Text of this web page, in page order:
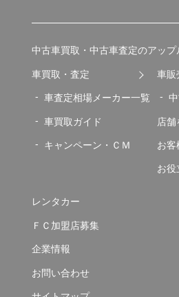
中古車買取・中古車査定のアップ
車買取・査定
車査定相場メーカー一覧
車買取ガイド
キャンペーン・ＣＭ
車販
店舗
お客
お役
レンタカー
ＦＣ加盟店募集
企業情報
お問い合わせ